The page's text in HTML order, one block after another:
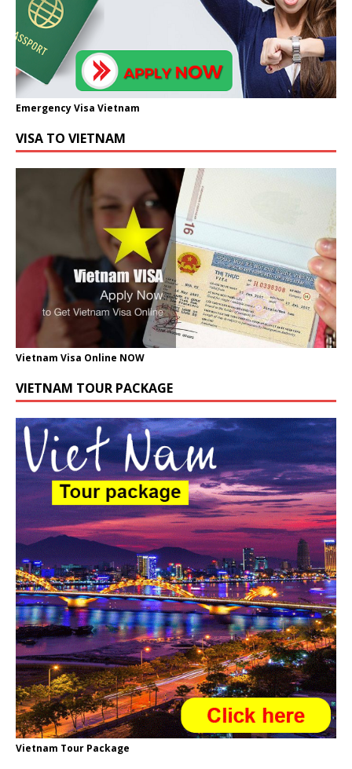
Emergency Visa Vietnam
VISA TO VIETNAM
Vietnam Visa Online NOW
VIETNAM TOUR PACKAGE
Vietnam Tour Package